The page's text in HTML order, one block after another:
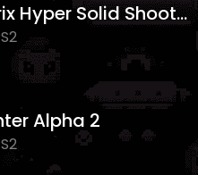
Mars Matrix Hyper Solid Shooting
Alpha 2